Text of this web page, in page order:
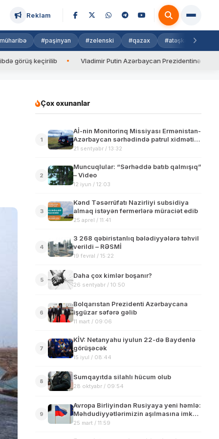
Reklam
#paşinyan #zelenski #qazax #atəşkəs
keçirilib Vladimir Putin Azərbaycan Prezidentinə zəng edib
Çox oxunanlar
1
Aİ-nin Monitorinq Missiyası Ermənistan-
Azərbaycan sərhədində patrul xidmətini
gücləndirib
21 sentyabr / 13:32
2
Muncuqlular: “Sərhəddə batıb qalmışıq”
– Video
12 iyun / 12:03
3
Kənd Təsərrüfatı Nazirliyi subsidiya
almaq istəyən fermerlərə müraciət edib
25 aprel / 11:41
4
3 268 qəbiristanlıq bələdiyyələrə təhvil
verildi – RƏSMİ
19 fevral / 15:22
5
Daha çox kimlər boşanır?
26 sentyabr / 10:50
6
Bolqarıstan Prezidenti Azərbaycana
işgüzar səfərə gəlib
11 mart / 09:06
7
KİV: Netanyahu iyulun 22-də Baydenlə
görüşəcək
15 iyul / 08:44
8
Sumqayıtda silahlı hücum olub
28 oktyabr / 09:54
9
Avropa Birliyindən Rusiyaya yeni həmlə:
Məhdudiyyətlərimizin aşılmasına imkan
verməyəcəyik
25 mart / 11:59